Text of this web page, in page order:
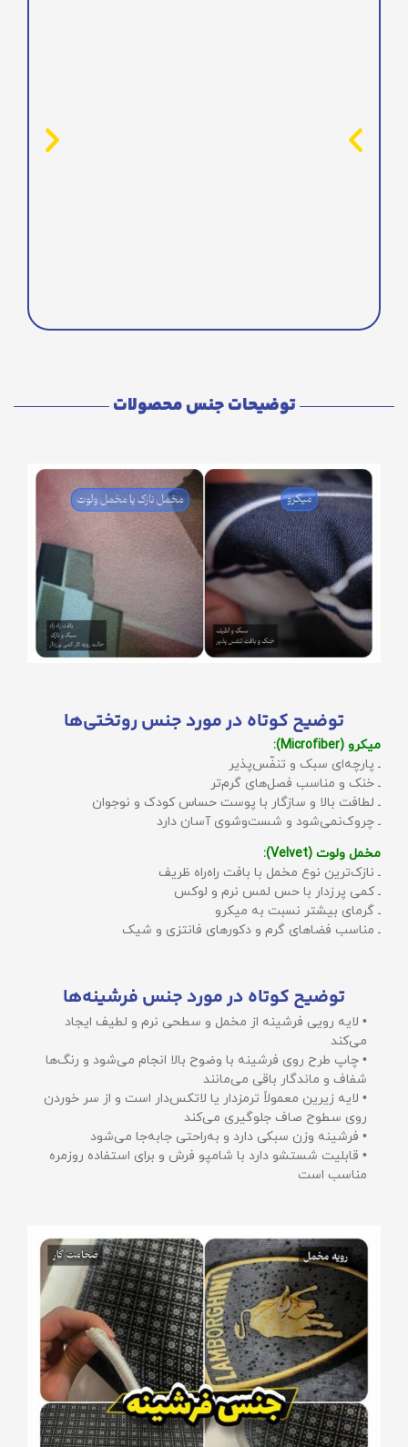
توضیحات جنس محصولات
توضیح کوتاه در مورد جنس روتختی‌ها
میکرو (Microfiber):
ـ پارچه‌ای سبک و تنفّس‌پذیر
ـ خنک و مناسب فصل‌های گرم‌تر
ـ لطافت بالا و سازگار با پوست حساس کودک و نوجوان
ـ چروک‌نمی‌شود و شست‌وشوی آسان دارد
مخمل ولوت (Velvet):
ـ نازک‌ترین نوع مخمل با بافت راه‌راه ظریف
ـ کمی پرزدار با حس لمس نرم و لوکس
ـ گرمای بیشتر نسبت به میکرو
ـ مناسب فضاهای گرم و دکورهای فانتزی و شیک
توضیح کوتاه در مورد جنس فرشینه‌ها
• لایه رویی فرشینه از مخمل و سطحی نرم و لطیف ایجاد
می‌کند
• چاپ طرح روی فرشینه با وضوح بالا انجام می‌شود و رنگ‌ها
شفاف و ماندگار باقی می‌مانند
• لایه زیرین معمولاً ترمزدار یا لاتکس‌دار است و از سر خوردن
روی سطوح صاف جلوگیری می‌کند
• فرشینه وزن سبکی دارد و به‌راحتی جابه‌جا می‌شود
• قابلیت شستشو دارد با شامپو فرش و برای استفاده روزمره
مناسب است